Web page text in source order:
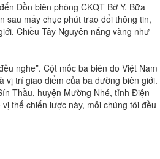
Đồn biên phòng CKQT Bờ Y. Bữa
sau mấy chục phút trao đổi thông tin,
Chiều Tây Nguyên nắng vàng như
nghe”. Cột mốc ba biên do Việt Nam
vị trí giao điểm của ba đường biên giới.
Thầu, huyện Mường Nhé, tỉnh Điện
thế chiến lược này, mỗi chúng tôi đều